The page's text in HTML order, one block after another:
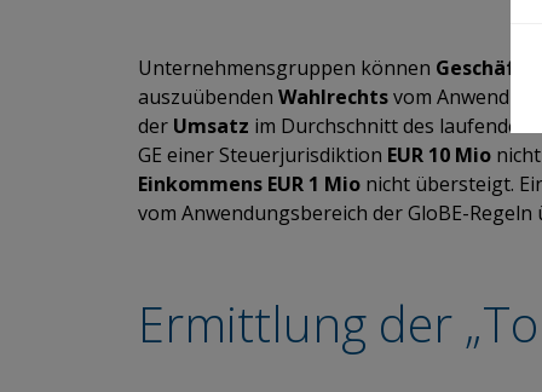
Unternehmensgruppen können
auszuübenden Wahlrechtsvom
der Umsatz im Durchschnitt des laufenden
GE einer Steuerjurisdiktion EUR 10 Mio
Einkommens EUR 1 Mio nicht übersteigt.
vom Anwendungsbereich der GloBE-
Ermittlung der